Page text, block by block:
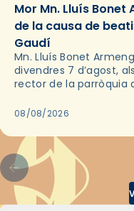
Mor Mn. Lluís
de la causa de
Gaudí
Mn. Lluís Bonet
divendres 7 d’agost,
rector de la parròquia
2018,…
08/08/2026